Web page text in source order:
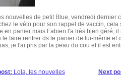
nouvelles de petit Blue, vendredi dernier
le véto pour son rappel de vaccin, cela
en panier mais Fabien l'a très bien géré, il
le faire rentrer ds le panier de lui-même et
je l'ai pris par la peau du cou et il est
Next
Lola, les nouvelles